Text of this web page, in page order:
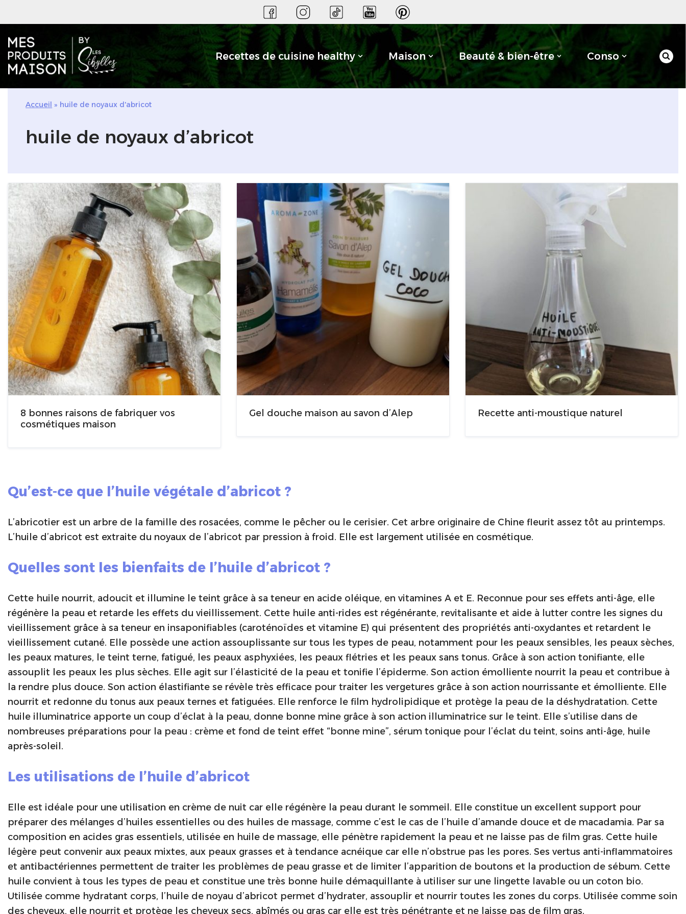
au
contenu
Recettes de cuisine healthy Maison Beauté & bien-être Conso
Accueil » huile de noyaux d'abricot
huile de noyaux d’abricot
8 bonnes raisons de fabriquer vos
cosmétiques maison
Gel douche maison au savon d’Alep Recette anti-moustique naturel
Qu’est-ce que l’huile végétale d’abricot ?
L’abricotier est un arbre de la famille des rosacées, comme le pêcher ou le cerisier. Cet arbre originaire de Chine fleurit assez tôt au printemps.
L’huile d’abricot est extraite du noyaux de l’abricot par pression à froid. Elle est largement utilisée en cosmétique.
Quelles sont les bienfaits de l’huile d’abricot ?
Cette huile nourrit, adoucit et illumine le teint grâce à sa teneur en acide oléique, en vitamines A et E. Reconnue pour ses effets anti-âge, elle
régénère la peau et retarde les effets du vieillissement. Cette huile anti-rides est régénérante, revitalisante et aide à lutter contre les signes du
vieillissement grâce à sa teneur en insaponifiables (caroténoïdes et vitamine E) qui présentent des propriétés anti-oxydantes et retardent le
vieillissement cutané. Elle possède une action assouplissante sur tous les types de peau, notamment pour les peaux sensibles, les peaux sèches,
les peaux matures, le teint terne, fatigué, les peaux asphyxiées, les peaux flétries et les peaux sans tonus. Grâce à son action tonifiante, elle
assouplit les peaux les plus sèches. Elle agit sur l’élasticité de la peau et tonifie l’épiderme. Son action émolliente nourrit la peau et contribue à
la rendre plus douce. Son action élastifiante se révèle très efficace pour traiter les vergetures grâce à son action nourrissante et émolliente. Elle
nourrit et redonne du tonus aux peaux ternes et fatiguées. Elle renforce le film hydrolipidique et protège la peau de la déshydratation. Cette
huile illuminatrice apporte un coup d’éclat à la peau, donne bonne mine grâce à son action illuminatrice sur le teint. Elle s’utilise dans de
nombreuses préparations pour la peau : crème et fond de teint effet “bonne mine”, sérum tonique pour l’éclat du teint, soins anti-âge, huile
après-soleil.
Les utilisations de l’huile d’abricot
Elle est idéale pour une utilisation en crème de nuit car elle régénère la peau durant le sommeil. Elle constitue un excellent support pour
préparer des mélanges d’huiles essentielles ou des huiles de massage, comme c’est le cas de l’huile d’amande douce et de macadamia. Par sa
composition en acides gras essentiels, utilisée en huile de massage, elle pénètre rapidement la peau et ne laisse pas de film gras. Cette huile
légère peut convenir aux peaux mixtes, aux peaux grasses et à tendance acnéique car elle n’obstrue pas les pores. Ses vertus anti-inflammatoires
et antibactériennes permettent de traiter les problèmes de peau grasse et de limiter l’apparition de boutons et la production de sébum. Cette
huile convient à tous les types de peau et constitue une très bonne huile démaquillante à utiliser sur une lingette lavable ou un coton bio.
Utilisée comme hydratant corps, l’huile de noyau d’abricot permet d’hydrater, assouplir et nourrir toutes les zones du corps. Utilisée comme soin
des cheveux, elle nourrit et protège les cheveux secs, abîmés ou gras car elle est très pénétrante et ne laisse pas de film gras.